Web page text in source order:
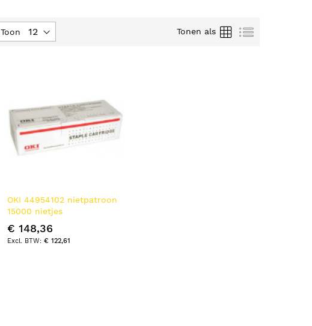
Toon Tonen als
Foto-
tabel
Lijst
OKI 44954102 nietpatroon
15000 nietjes
€ 148,36
€ 122,61